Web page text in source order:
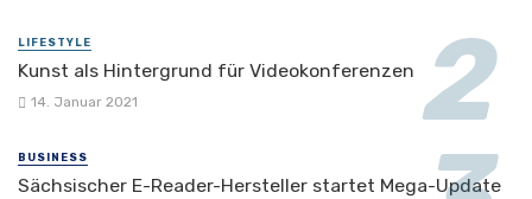
LIFESTYLE
Kunst als Hintergrund für Videokonferenzen
14. Januar 2021
BUSINESS
Sächsischer E-Reader-Hersteller startet Mega-Update